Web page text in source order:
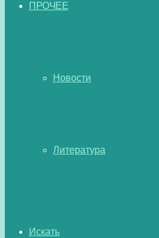
ПРОЧЕЕ
Новости
Литература
Искать